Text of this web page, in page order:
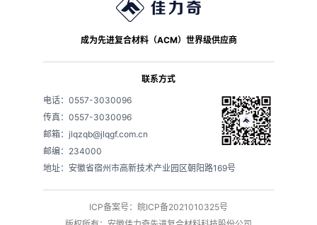
成为先进复合材料（ACM）世界级供应商
联系方式
电话：0557-3030096
传真：0557-3030096
邮箱：jlqzqb@jlqgf.com.cn
邮编：234000
地址：安徽省宿州市高新技术产业园区朝阳路169号
ICP备案号：皖ICP备2021010325号